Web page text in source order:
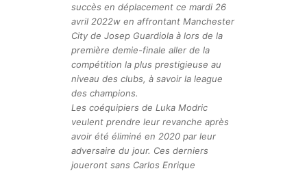
succès en déplacement ce mardi 26
avril 2022w en affrontant Manchester
City de Josep Guardiola à lors de la
première demie-finale aller de la
compétition la plus prestigieuse au
niveau des clubs, à savoir la league
des champions.
Les coéquipiers de Luka Modric
veulent prendre leur revanche après
avoir été éliminé en 2020 par leur
adversaire du jour. Ces derniers
joueront sans Carlos Enrique